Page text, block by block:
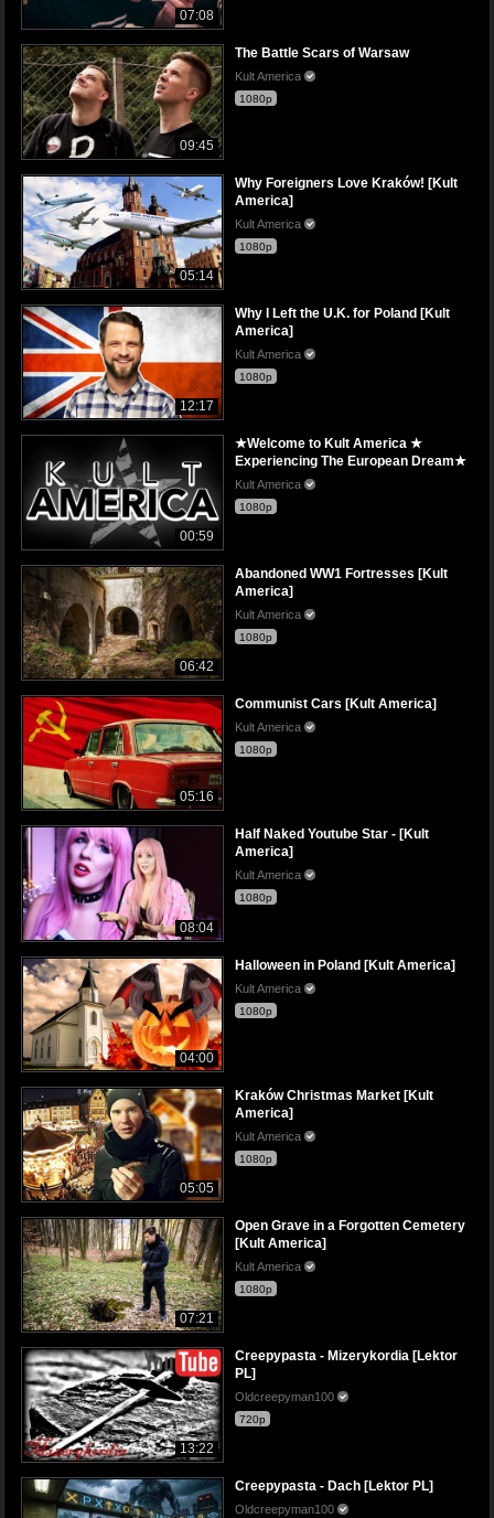
07:08
09:45
The Battle Scars of Warsaw
Kult America
1080p
05:14
Why Foreigners Love Kraków! [Kult
America]
Kult America
1080p
12:17
Why I Left the U.K. for Poland [Kult
America]
Kult America
1080p
00:59
★Welcome to Kult America ★
Experiencing The European Dream★
Kult America
1080p
06:42
Abandoned WW1 Fortresses [Kult
America]
Kult America
1080p
05:16
Communist Cars [Kult America]
Kult America
1080p
08:04
Half Naked Youtube Star - [Kult
America]
Kult America
1080p
04:00
Halloween in Poland [Kult America]
Kult America
1080p
05:05
Kraków Christmas Market [Kult
America]
Kult America
1080p
07:21
Open Grave in a Forgotten Cemetery
[Kult America]
Kult America
1080p
13:22
Creepypasta - Mizerykordia [Lektor
PL]
Oldcreepyman100
720p
Creepypasta - Dach [Lektor PL]
Oldcreepyman100